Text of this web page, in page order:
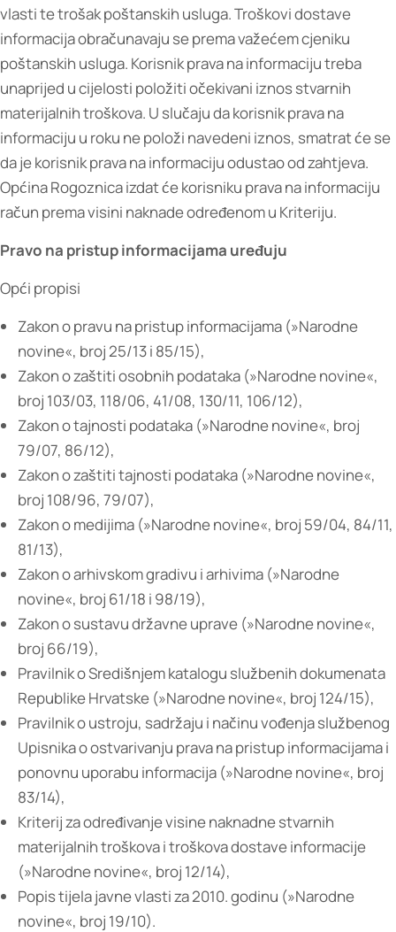
vlasti te trošak poštanskih usluga. Troškovi dostave
informacija obračunavaju se prema važećem cjeniku
poštanskih usluga. Korisnik prava na informaciju treba
unaprijed u cijelosti položiti očekivani iznos stvarnih
materijalnih troškova. U slučaju da korisnik prava na
informaciju u roku ne položi navedeni iznos, smatrat će se
da je korisnik prava na informaciju odustao od zahtjeva.
Općina Rogoznica izdat će korisniku prava na informaciju
račun prema visini naknade određenom u Kriteriju.
Pravo na pristup informacijama uređuju
Opći propisi
Zakon o pravu na pristup informacijama (»Narodne
novine«, broj 25/13 i 85/15),
Zakon o zaštiti osobnih podataka (»Narodne novine«,
broj 103/03, 118/06, 41/08, 130/11, 106/12),
Zakon o tajnosti podataka (»Narodne novine«, broj
79/07, 86/12),
Zakon o zaštiti tajnosti podataka (»Narodne novine«,
broj 108/96, 79/07),
Zakon o medijima (»Narodne novine«, broj 59/04, 84/11,
81/13),
Zakon o arhivskom gradivu i arhivima (»Narodne
novine«, broj 61/18 i 98/19),
Zakon o sustavu državne uprave (»Narodne novine«,
broj 66/19),
Pravilnik o Središnjem katalogu službenih dokumenata
Republike Hrvatske (»Narodne novine«, broj 124/15),
Pravilnik o ustroju, sadržaju i načinu vođenja službenog
Upisnika o ostvarivanju prava na pristup informacijama i
ponovnu uporabu informacija (»Narodne novine«, broj
83/14),
Kriterij za određivanje visine naknadne stvarnih
materijalnih troškova i troškova dostave informacije
(»Narodne novine«, broj 12/14),
Popis tijela javne vlasti za 2010. godinu (»Narodne
novine«, broj 19/10).